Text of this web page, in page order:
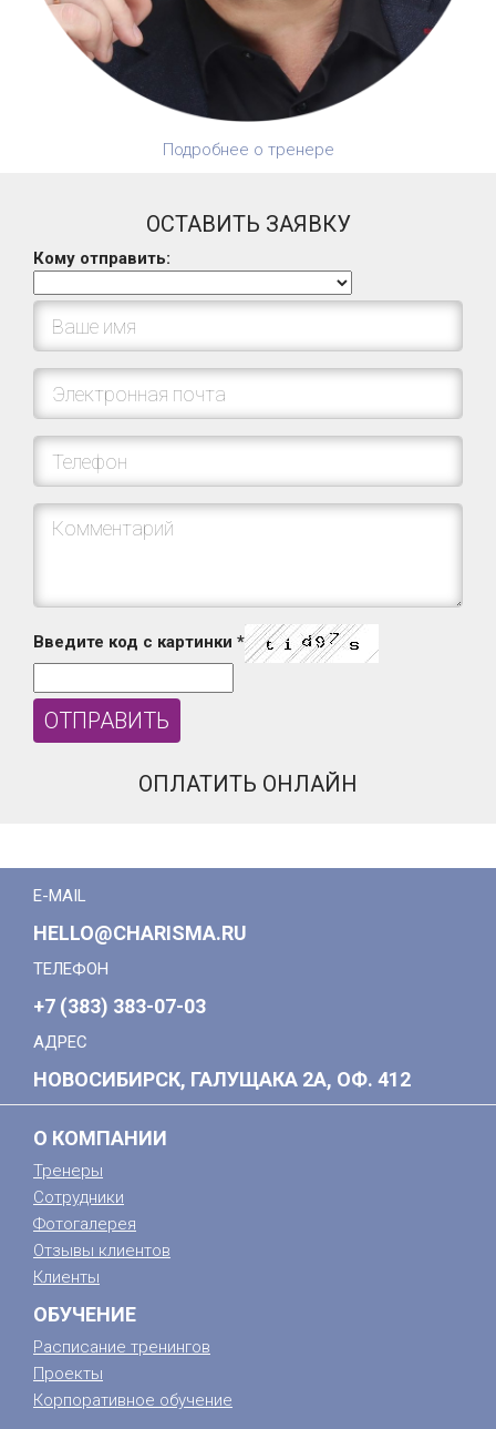
Подробнее о тренере
ОСТАВИТЬ ЗАЯВКУ
Кому отправить:
Введите код с картинки *
ОПЛАТИТЬ ОНЛАЙН
E-MAIL
HELLO@CHARISMA.RU
ТЕЛЕФОН
+7 (383) 383-07-03
АДРЕС
НОВОСИБИРСК, ГАЛУЩАКА 2А, ОФ. 412
О КОМПАНИИ
Тренеры
Сотрудники
Фотогалерея
Отзывы клиентов
Клиенты
ОБУЧЕНИЕ
Расписание тренингов
Проекты
Корпоративное обучение